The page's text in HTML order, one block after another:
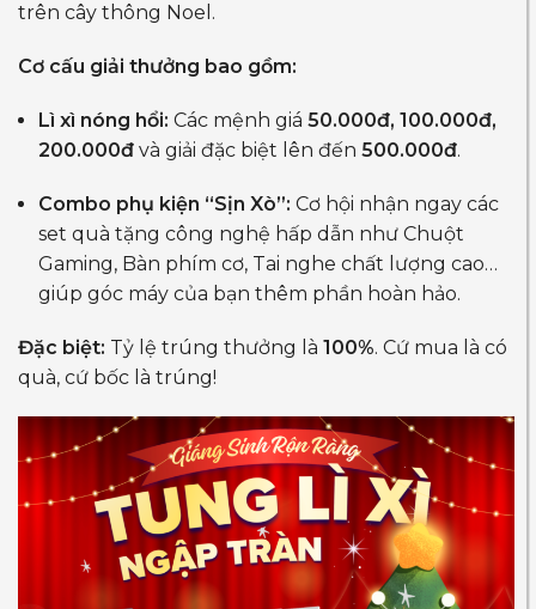
trên cây thông Noel.
Cơ cấu giải thưởng bao gồm:
Lì xì nóng hổi: Các mệnh giá 50.000đ, 100.000đ,
200.000đ và giải đặc biệt lên đến 500.000đ.
Combo phụ kiện “Sịn Xò”: Cơ hội nhận ngay các
set quà tặng công nghệ hấp dẫn như Chuột
Gaming, Bàn phím cơ, Tai nghe chất lượng cao…
giúp góc máy của bạn thêm phần hoàn hảo.
Đặc biệt: Tỷ lệ trúng thưởng là 100%. Cứ mua là có
quà, cứ bốc là trúng!